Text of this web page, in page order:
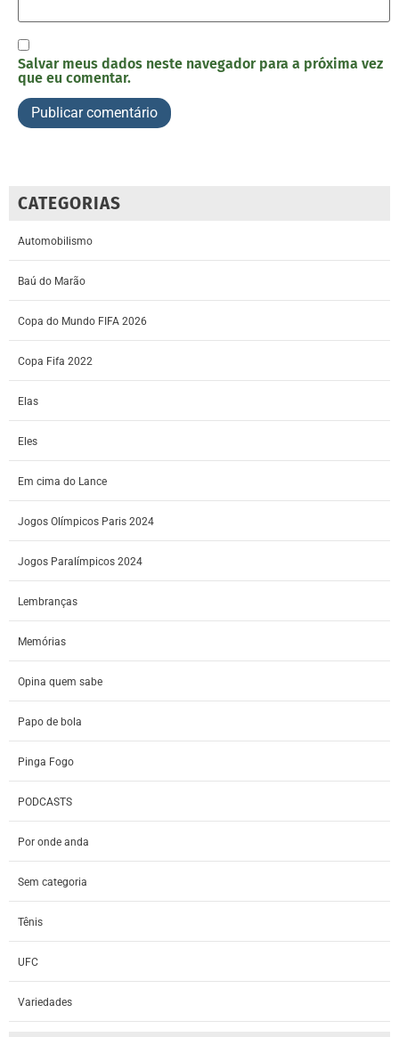
Salvar meus dados neste navegador para a próxima vez
que eu comentar.
CATEGORIAS
Automobilismo
Baú do Marão
Copa do Mundo FIFA 2026
Copa Fifa 2022
Elas
Eles
Em cima do Lance
Jogos Olímpicos Paris 2024
Jogos Paralímpicos 2024
Lembranças
Memórias
Opina quem sabe
Papo de bola
Pinga Fogo
PODCASTS
Por onde anda
Sem categoria
Tênis
UFC
Variedades